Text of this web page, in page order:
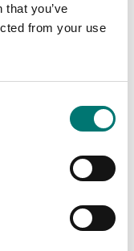
you’ve
from your use